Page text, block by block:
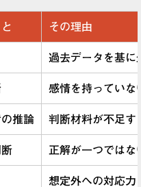
その理由
過去データを基に
感情を持っていな
推論 判断材料が不足す
正解が一つではな
想定外への対応力